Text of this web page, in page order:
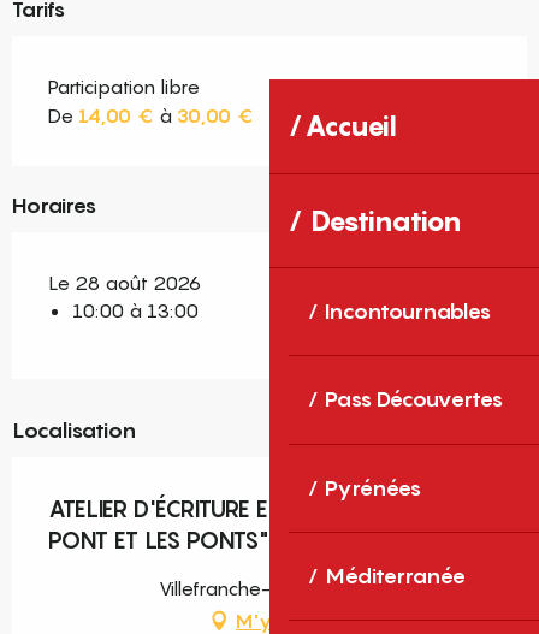
Accueil
Destination
Incontournables
Pass Découvertes
Pyrénées
Méditerranée
Tarifs
Participation libre
De 14,00 € à 30,00 €
Horaires
Le 28 août 2026
10:00 à 13:00
Localisation
ATELIER D'ÉCRITURE EN PLEIN AIR "LE
PONT ET LES PONTS"
Villefranche-de-Conflent
M'y rendre